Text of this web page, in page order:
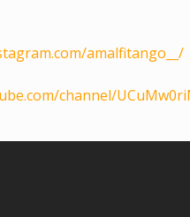
amalfitango__/
channel/